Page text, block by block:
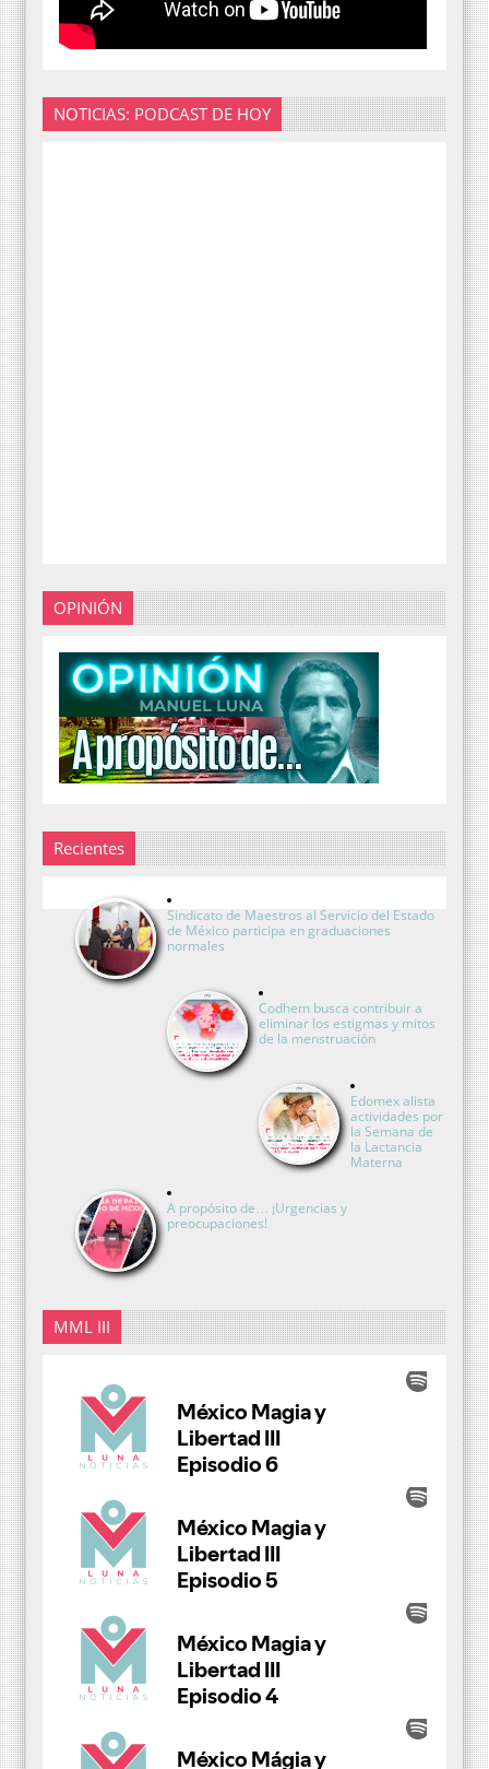
NOTICIAS: PODCAST DE HOY
OPINIÓN
Recientes
Sindicato de Maestros al Servicio del Estado
de México participa en graduaciones
normales
Codhem busca contribuir a
eliminar los estigmas y mitos
de la menstruación
Edomex alista
actividades por
la Semana de
la Lactancia
Materna
A propósito de… ¡Urgencias y
preocupaciones!
MML III